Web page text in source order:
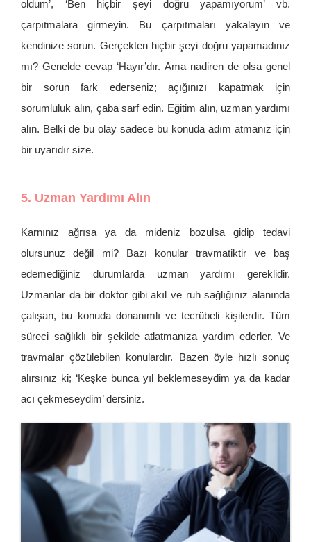
oldum’, ‘Ben hiçbir şeyi doğru yapamıyorum’ vb.
çarpıtmalara girmeyin. Bu çarpıtmaları yakalayın ve
kendinize sorun. Gerçekten hiçbir şeyi doğru yapamadınız
mı? Genelde cevap ‘Hayır’dır. Ama nadiren de olsa genel
bir sorun fark ederseniz; açığınızı kapatmak için
sorumluluk alın, çaba sarf edin. Eğitim alın, uzman yardımı
alın. Belki de bu olay sadece bu konuda adım atmanız için
bir uyarıdır size.
5. Uzman Yardımı Alın
Karnınız ağrısa ya da mideniz bozulsa gidip tedavi
olursunuz değil mi? Bazı konular travmatiktir ve baş
edemediğiniz durumlarda uzman yardımı gereklidir.
Uzmanlar da bir doktor gibi akıl ve ruh sağlığınız alanında
çalışan, bu konuda donanımlı ve tecrübeli kişilerdir. Tüm
süreci sağlıklı bir şekilde atlatmanıza yardım ederler. Ve
travmalar çözülebilen konulardır. Bazen öyle hızlı sonuç
alırsınız ki; ‘Keşke bunca yıl beklemeseydim ya da kadar
acı çekmeseydim’ dersiniz.